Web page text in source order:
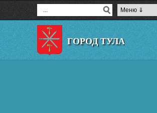
ГОРОД ТУЛА